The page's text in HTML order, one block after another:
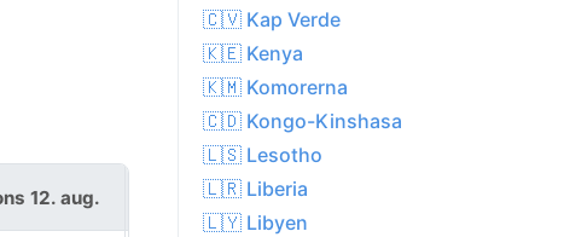
12. aug. tors 13. aug.
🇨🇻 Kap Verde
🇰🇪 Kenya
🇰🇲 Komorerna
🇨🇩 Kongo-Kinshasa
🇱🇸 Lesotho
🇱🇷 Liberia
🇱🇾 Libyen